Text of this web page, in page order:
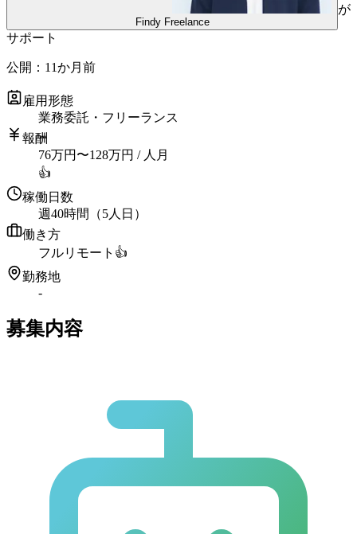
Findy Freelance
が
サポート
公開： 11か月前
雇用形態
業務委託・フリーランス
報酬
76万円 〜128万円 / 人月
👍
稼働日数
週40時間（5人日）
働き方
フルリモート 👍
勤務地
-
募集内容